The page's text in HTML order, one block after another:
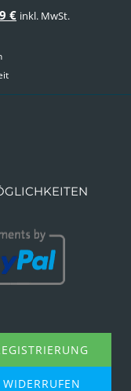
€Aktueller
inkl. MwSt.